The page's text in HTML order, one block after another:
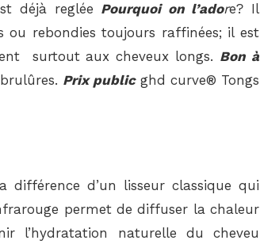
déjà reglée Pourquoi on l’adore? Il
ou rebondies toujours raffinées; il est
surtout aux cheveux longs. Bon à
Prix publicghd curve® Tongs
différence d’un lisseur classique qui
permet de diffuser la chaleur
l’hydratation naturelle du cheveu